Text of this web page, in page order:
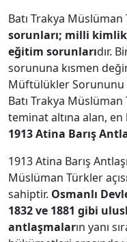
Batı Trakya
sorunları; milli
eğitim sorunlarıdır.
sorununa kısmen
Müftülükler Sorununu
Batı Trakya
teminat altına alan, en
1913 Atina Barış
1913 Atina Barış
Müslüman Türkler
sahiptir. Osmanlı
1832 ve 1881 gibi
antlaşmaların yanı